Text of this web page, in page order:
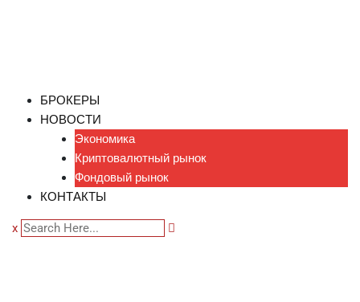
БРОКЕРЫ
НОВОСТИ
Экономика
Криптовалютный рынок
Фондовый рынок
КОНТАКТЫ
x